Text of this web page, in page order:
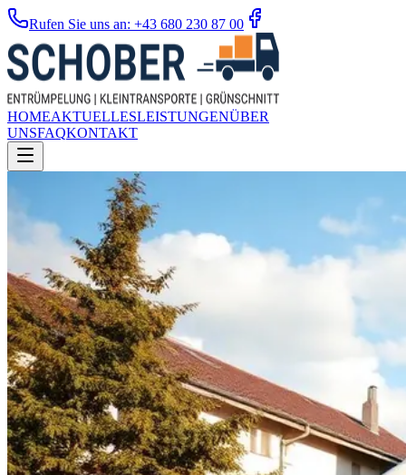
Rufen Sie uns an: +43 680 230 87 00
HOMEAKTUELLESLEISTUNGENÜBER
UNSFAQKONTAKT